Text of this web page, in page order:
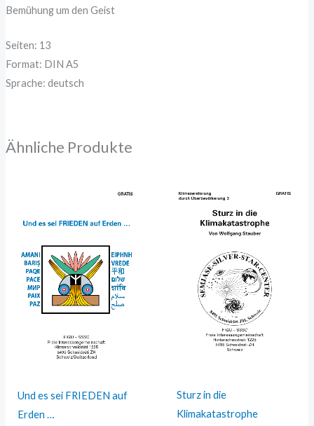
Bemühung um den Geist
Seiten: 13
Format: DIN A5
Sprache: deutsch
Ähnliche Produkte
Und es sei FRIEDEN auf
Erden …
Sturz in die
Klimakatastrophe